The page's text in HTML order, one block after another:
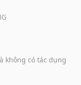
không có tác dụng